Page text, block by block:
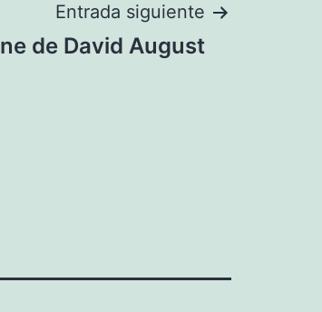
Entrada siguiente
de David August